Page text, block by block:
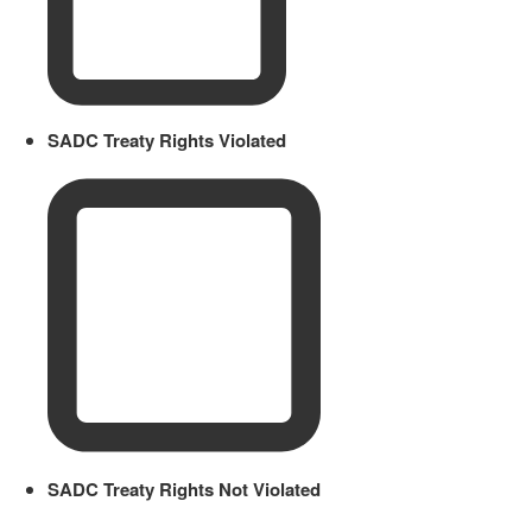
SADC Treaty Rights Violated
SADC Treaty Rights Not Violated